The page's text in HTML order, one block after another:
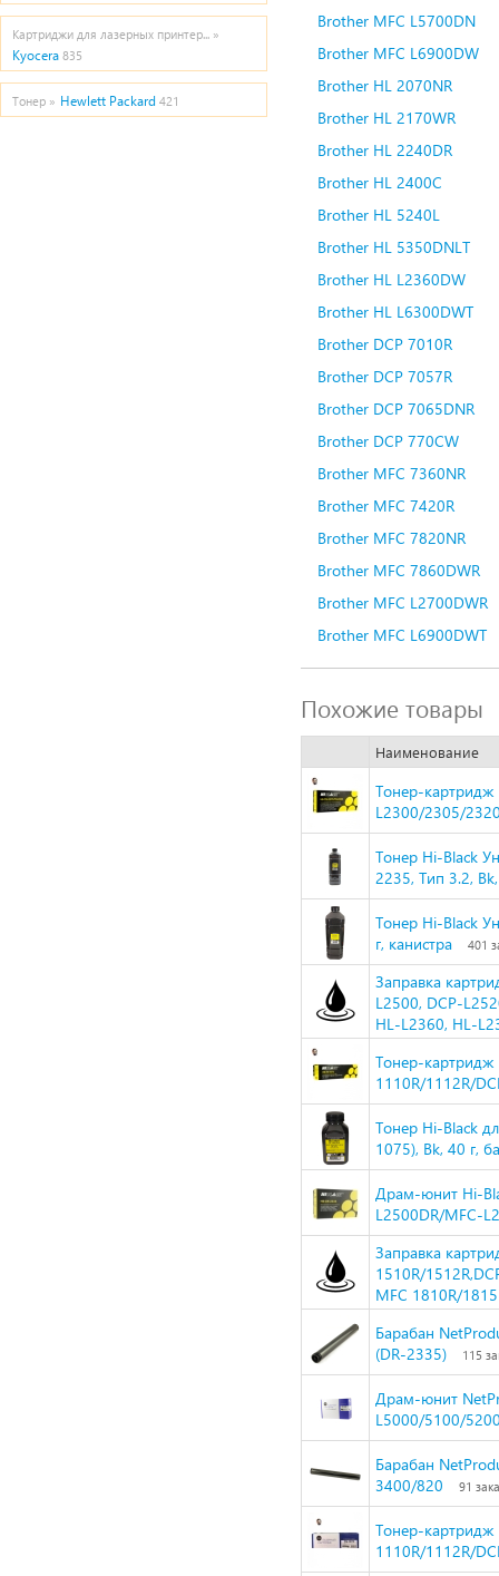
Картриджи для лазерных принтер... »
Kyocera 835
Тонер » Hewlett Packard 421
Brother MFC L5700DN
Brother MFC L6900DW
Brother HL 2070NR
Brother HL 2170WR
Brother HL 2240DR
Brother HL 2400C
Brother HL 5240L
Brother HL 5350DNLT
Brother HL L2360DW
Brother HL L6300DWT
Brother DCP 7010R
Brother DCP 7057R
Brother DCP 7065DNR
Brother DCP 770CW
Brother MFC 7360NR
Brother MFC 7420R
Brother MFC 7820NR
Brother MFC 7860DWR
Brother MFC L2700DWR
Brother MFC L6900DWT
Похожие товары
Наименование
Тонер-картридж
L2300/2305/
Тонер Hi-Black
2235, Тип 3.2,
Тонер Hi-Black
г, канистра
401
Заправка
L2500, DCP-
HL-L2360, HL-
Тонер-картридж
1110R/1112R/
Тонер Hi-Black
1075), Bk, 40 г,
Драм-юнит Hi-
L2500DR/MFC-
Заправка
1510R/
MFC 1810R/
Барабан
(DR-2335)
115
Драм-юнит
L5000/5100/
Барабан
3400/820
91
Тонер-
1110R/1112R/